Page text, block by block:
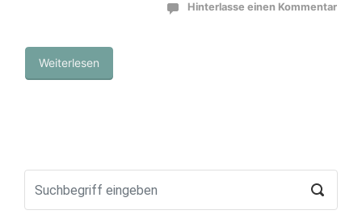
Hinterlasse einen Kommentar
Weiterlesen